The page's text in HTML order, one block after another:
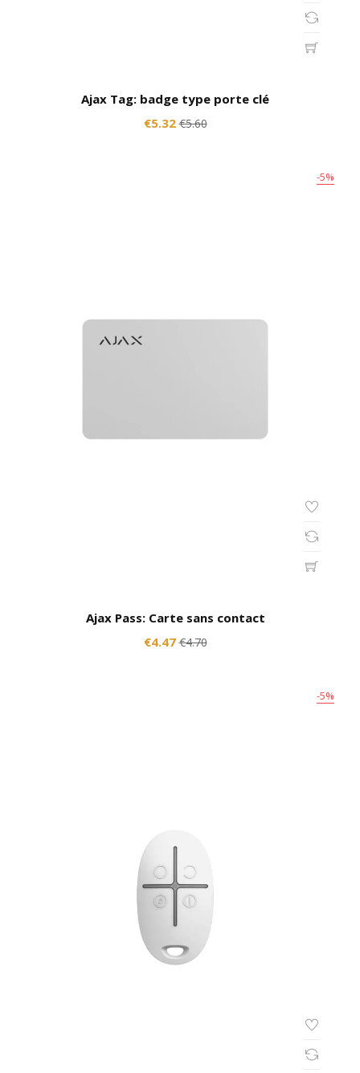
Ajax Tag: badge type porte clé
€5.32 €5.60
-5%
Ajax Pass: Carte sans contact
€4.47 €4.70
-5%